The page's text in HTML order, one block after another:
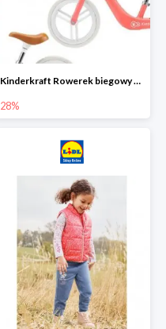
Kinderkraft Rowerek biegowy Fly
28%